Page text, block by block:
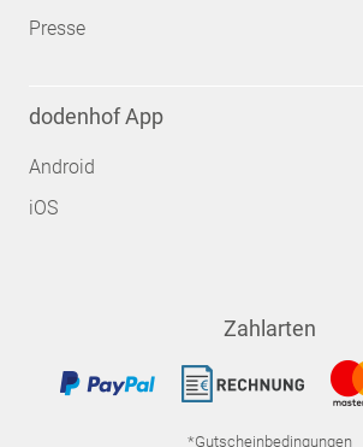
Presse
dodenhof App
Android
iOS
Zahlarten
*Gutscheinbedingungen